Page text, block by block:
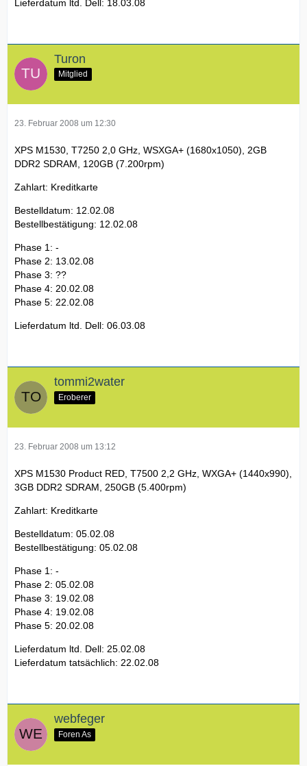
Lieferdatum ltd. Dell: 18.03.08
Turon
Mitglied
23. Februar 2008 um 12:30
XPS M1530, T7250 2,0 GHz, WSXGA+ (1680x1050), 2GB
DDR2 SDRAM, 120GB (7.200rpm)
Zahlart: Kreditkarte
Bestelldatum: 12.02.08
Bestellbestätigung: 12.02.08
Phase 1: -
Phase 2: 13.02.08
Phase 3: ??
Phase 4: 20.02.08
Phase 5: 22.02.08
Lieferdatum ltd. Dell: 06.03.08
tommi2water
Eroberer
23. Februar 2008 um 13:12
XPS M1530 Product RED, T7500 2,2 GHz, WXGA+ (1440x990),
3GB DDR2 SDRAM, 250GB (5.400rpm)
Zahlart: Kreditkarte
Bestelldatum: 05.02.08
Bestellbestätigung: 05.02.08
Phase 1: -
Phase 2: 05.02.08
Phase 3: 19.02.08
Phase 4: 19.02.08
Phase 5: 20.02.08
Lieferdatum ltd. Dell: 25.02.08
Lieferdatum tatsächlich: 22.02.08
webfeger
Foren As